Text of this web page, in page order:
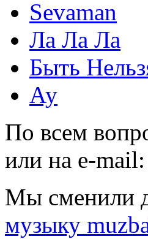
Sevaman
Ла Ла Ла
Быть
Ау
По всем
или на e-mail:
Мы сменили
музыку